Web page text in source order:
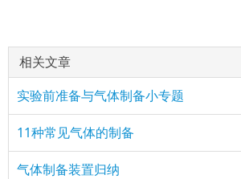
相关文章
实验前准备与气体制备小专题
11种常见气体的制备
气体制备装置归纳